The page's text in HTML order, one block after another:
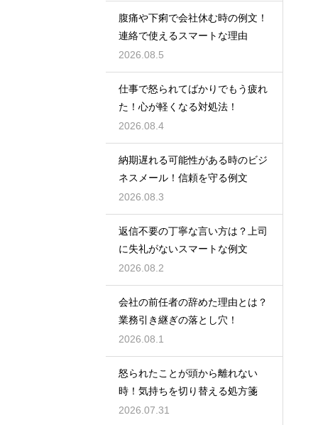
腹痛や下痢で会社休む時の例文！
連絡で使えるスマートな理由
2026.08.5
仕事で怒られてばかりでもう疲れ
た！心が軽くなる対処法！
2026.08.4
納期遅れる可能性がある時のビジ
ネスメール！信頼を守る例文
2026.08.3
返信不要の丁寧な言い方は？上司
に失礼がないスマートな例文
2026.08.2
会社の前任者の辞めた理由とは？
業務引き継ぎの落とし穴！
2026.08.1
怒られたことが頭から離れない
時！気持ちを切り替える処方箋
2026.07.31